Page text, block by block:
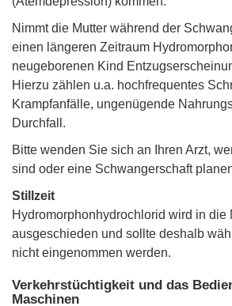
Nimmt die Mutter während der
einen längeren Zeitraum
neugeborenen Kind
Hierzu zählen u.a. hochfrequentes
Krampfanfälle, ungenügende
Durchfall.
Bitte wenden Sie sich an Ihren Arzt,
sind oder eine Schwangerschaft
Stillzeit
Hydromorphonhydrochlorid wird in die
ausgeschieden und sollte deshalb
nicht eingenommen werden.
Verkehrstüchtigkeit und das
Maschinen